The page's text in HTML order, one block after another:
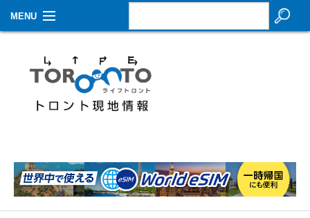
MENU
生活情報
その他
イベントカレンダー